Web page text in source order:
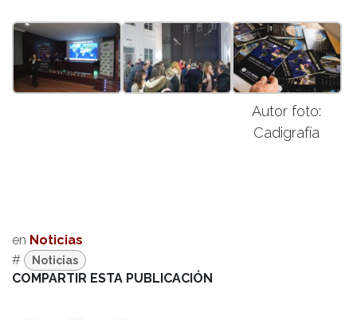
Autor foto:
Cadigrafía
en Noticias
#
Noticias
COMPARTIR ESTA PUBLICACIÓN